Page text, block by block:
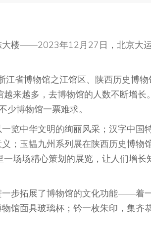
楼——2023年12月27日，北京大
省博物馆之江馆区、陕西历史博物
来越多，去博物馆的人数不断增
博物馆一票难求。
中华文明的绚丽风采；汉字中国
；玉韫九州系列展在陕西历史博物
场场精心策划的展览，让人们增长
步拓展了博物馆的文化功能——着
馆面具玻璃杯；钤一枚朱印，集齐